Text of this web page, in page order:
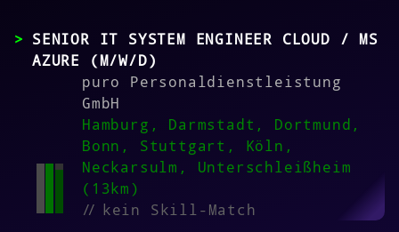
SENIOR IT SYSTEM ENGINEER CLOUD / MS
AZURE (M/W/D)
puro Personaldienstleistung
GmbH
Hamburg, Darmstadt, Dortmund,
Bonn, Stuttgart, Köln,
Neckarsulm, Unterschleißheim
(13km)
//kein Skill-Match